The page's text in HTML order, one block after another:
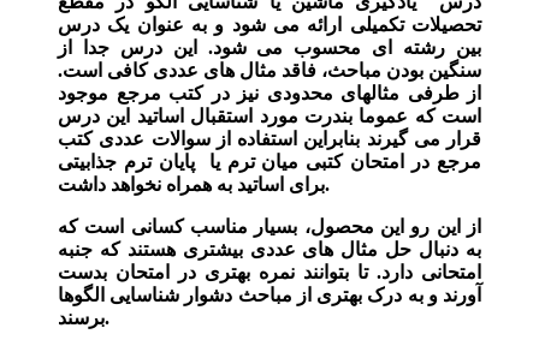
تحصیلات تکمیلی ارائه می شود و به عنوان یک درس
بین رشته ای محسوب می شود. این درس جدا از
سنگین بودن مباحث، فاقد مثال های عددی کافی است.
از طرفی مثالهای محدودی نیز در کتب مرجع موجود
است که عموما بندرت مورد استقبال اساتید این درس
قرار می گیرند بنابراین استفاده از سوالات عددی کتب
مرجع در امتحان کتبی میان ترم یا پایان ترم جذابیتی
برای اساتید به همراه نخواهد داشت.
از این رو این محصول، بسیار مناسب کسانی است که
به دنبال حل مثال های عددی بیشتری هستند که جنبه
امتحانی دارد. تا بتوانند نمره بهتری در امتحان بدست
آورند و به درک بهتری از مباحث دشوار شناسایی الگوها
برسند.